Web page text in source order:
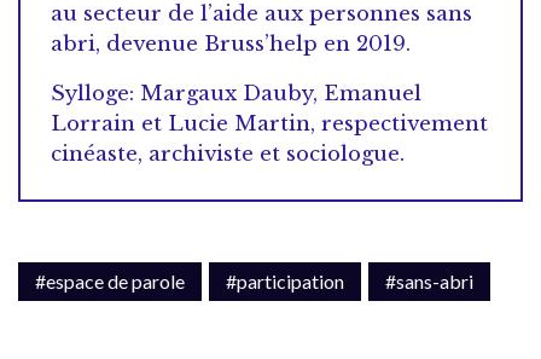
au secteur de l’aide aux personnes sans
abri, devenue Bruss’help en 2019.
Sylloge: Margaux Dauby, Emanuel
Lorrain et Lucie Martin, respectivement
cinéaste, archiviste et sociologue.
#espace de parole #participation #sans-abri